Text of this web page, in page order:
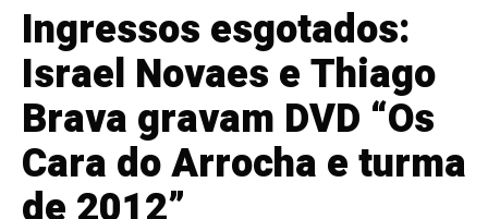
Ingressos esgotados:
Israel Novaes e Thiago
Brava gravam DVD “Os
Cara do Arrocha e turma